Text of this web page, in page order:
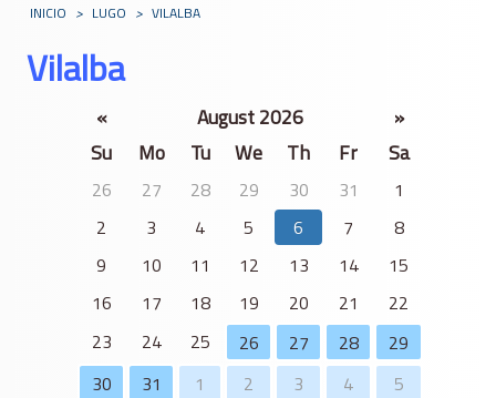
INICIO > LUGO > VILALBA
Vilalba
« August 2026
»
Su
Mo Tu We Th Fr Sa
26 27 28 29 30 31
1
2
3 4 5 6 7
8
9
10 11 12 13 14
15
16
17 18 19 20 21
22
23
24 25 26 27 28
29
30
31 1 2 3 4 5